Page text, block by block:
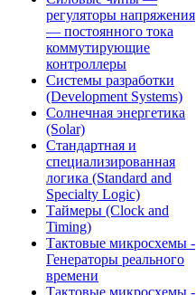
регуляторы напряжения
— постоянного тока
коммутирующие
контроллеры
Системы разработки
(Development Systems)
Солнечная энергетика
(Solar)
Стандартная и
специализированная
логика (Standard and
Specialty Logic)
Таймеры (Clock and
Timing)
Тактовые микросхемы -
Генераторы реального
времени
Тактовые микросхемы -